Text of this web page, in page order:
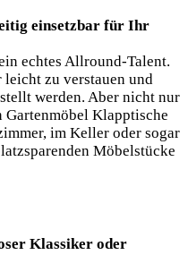
einsetzbar für Ihr
echtes Allround-Talent.
zu verstauen und
werden. Aber nicht nur
Gartenmöbel Klapptische
im Keller oder sogar
Möbelstücke
Klassiker oder